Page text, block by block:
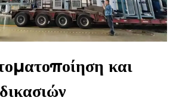
και